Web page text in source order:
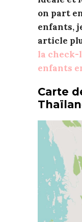
on part
enfants,
article
la check-
enfants
Carte